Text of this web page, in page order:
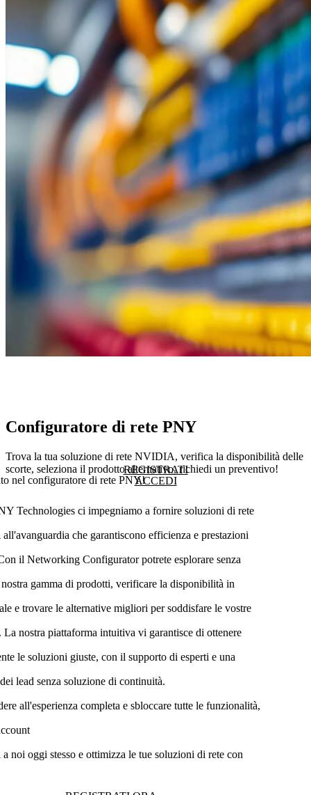
Configuratore di rete PNY
Trova la tua soluzione di rete NVIDIA, verifica la disponibilità delle
scorte, seleziona il prodotto alternativo, richiedi un preventivo!
REGISTRATI
ACCEDI
nel configuratore di rete PNY!
Technologies ci impegniamo a fornire soluzioni di rete
che garantiscono efficienza e prestazioni
il Networking Configurator potrete esplorare senza
gamma di prodotti, verificare la disponibilità in
e trovare le alternative migliori per soddisfare le vostre
La nostra piattaforma intuitiva vi garantisce di ottenere
le soluzioni giuste, con il supporto di esperti e una
lead senza soluzione di continuità.
all'esperienza completa e sbloccare tutte le funzionalità,
noi oggi stesso e ottimizza le tue soluzioni di rete con